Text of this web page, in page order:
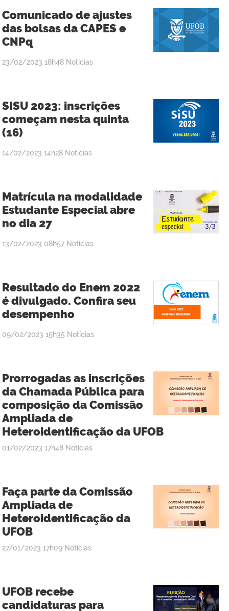
Comunicado de ajustes
das bolsas da CAPES e
CNPq
publicado
23/02/2023 18h48 Notícias
SISU 2023: inscrições
começam nesta quinta
(16)
publicado
14/02/2023 14h28 Notícias
Matrícula na modalidade
Estudante Especial abre
no dia 27
publicado
13/02/2023 08h57 Notícias
Resultado do Enem 2022
é divulgado. Confira seu
desempenho
publicado
09/02/2023 15h35 Notícias
Prorrogadas as inscrições
da Chamada Pública para
composição da Comissão
Ampliada de
Heteroidentificação da UFOB
publicado
01/02/2023 17h48 Notícias
Faça parte da Comissão
Ampliada de
Heteroidentificação da
UFOB
publicado
27/01/2023 17h09 Notícias
UFOB recebe
candidaturas para